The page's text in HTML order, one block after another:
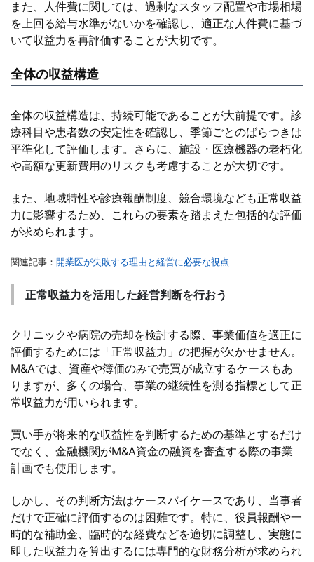
また、人件費に関しては、過剰なスタッフ配置や市場相場
を上回る給与水準がないかを確認し、適正な人件費に基づ
いて収益力を再評価することが大切です。
全体の収益構造
全体の収益構造は、持続可能であることが大前提です。診
療科目や患者数の安定性を確認し、季節ごとのばらつきは
平準化して評価します。さらに、施設・医療機器の老朽化
や高額な更新費用のリスクも考慮することが大切です。
また、地域特性や診療報酬制度、競合環境なども正常収益
力に影響するため、これらの要素を踏まえた包括的な評価
が求められます。
関連記事： 開業医が失敗する理由と経営に必要な視点
正常収益力を活用した経営判断を行おう
クリニックや病院の売却を検討する際、事業価値を適正に
評価するためには「正常収益力」の把握が欠かせません。
M&Aでは、資産や簿価のみで売買が成立するケースもあ
りますが、多くの場合、事業の継続性を測る指標として正
常収益力が用いられます。
買い手が将来的な収益性を判断するための基準とするだけ
でなく、金融機関がM&A資金の融資を審査する際の事業
計画でも使用します。
しかし、その判断方法はケースバイケースであり、当事者
だけで正確に評価するのは困難です。特に、役員報酬や一
時的な補助金、臨時的な経費などを適切に調整し、実態に
即した収益力を算出するには専門的な財務分析が求められ